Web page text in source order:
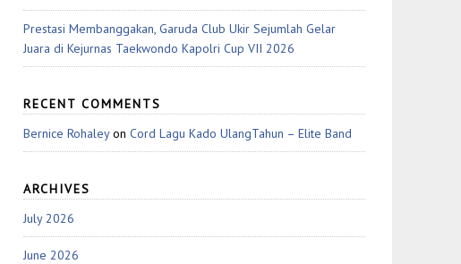
Prestasi Membanggakan, Garuda Club Ukir Sejumlah Gelar
Juara di Kejurnas Taekwondo Kapolri Cup VII 2026
RECENT COMMENTS
Bernice RohaleyonCord Lagu Kado UlangTahun – Elite Band
ARCHIVES
July 2026
June 2026